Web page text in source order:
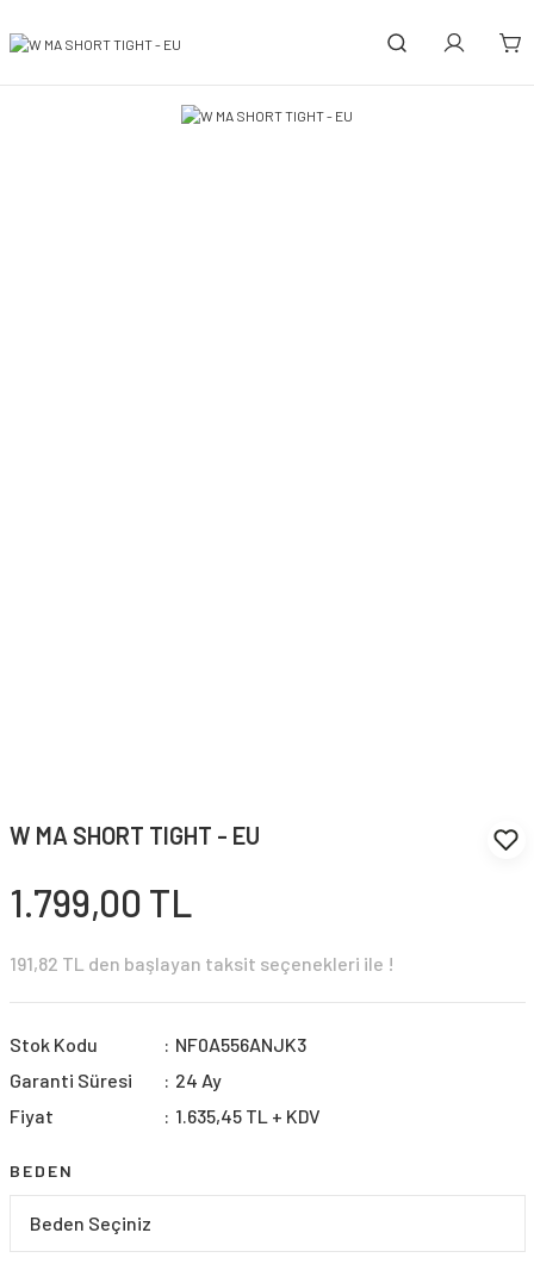
W MA SHORT TIGHT - EU
1.799,00 TL
191,82 TL den başlayan taksit seçenekleri ile !
Stok Kodu
NF0A556ANJK3
Garanti Süresi
24 Ay
Fiyat
1.635,45 TL + KDV
BEDEN